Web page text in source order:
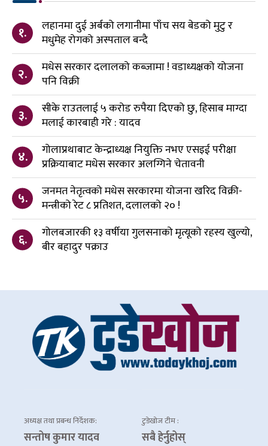
१.
लहानमा दुई अर्बको लगानीमा पाँच सय बेडको मुटु र
मधुमेह रोगको अस्पताल बन्दै
२.
मधेस सरकार दलालको कब्जामा ! वडाध्यक्षको योजना
पनि विक्री
३.
सीके राउतलाई ५ करोड रुपैया दिएको छु, हिसाब माग्दा
मलाई कारबाही गरे : यादव
४.
गोलाप्रथाबाट केन्द्राध्यक्ष नियुक्ति नभए एसइई परीक्षा
प्रक्रियाबाट मधेस सरकार अलग्गिने चेतावनी
५.
जनमत नेतृत्वको मधेस सरकारमा योजना खरिद विक्री-
मन्त्रीको रेट ८ प्रतिशत, दलालको २० !
६.
गोलबजारकी १३ वर्षीया गुलसनाको मृत्यूको रहस्य खुल्यो,
बीर बहादुर पक्राउ
अध्यक्ष तथा प्रबन्ध निर्देशक:
सन्तोष कुमार यादव
टुडेखोज टीम :
सबै हेर्नुहोस्